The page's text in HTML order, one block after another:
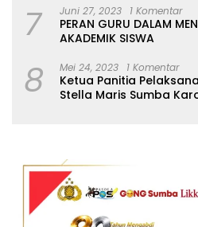
7 Juni 27, 2023 1 Komentar
PERAN GURU DALAM
AKADEMIK SISWA
8 Mei 24, 2023 1 Komentar
Ketua Panitia
Stella Maris Sumba